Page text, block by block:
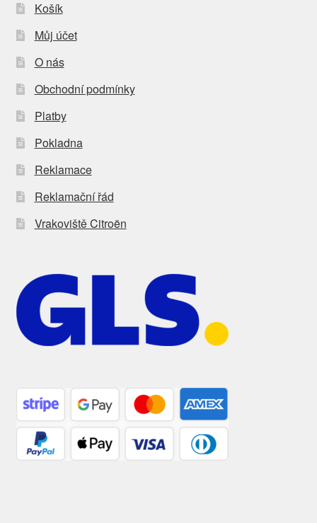
Košík
Můj účet
O nás
Obchodní podmínky
Platby
Pokladna
Reklamace
Reklamační řád
Vrakoviště Citroën